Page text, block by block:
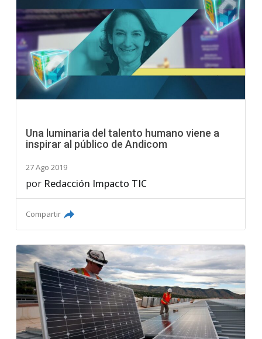
Una luminaria del talento humano viene a
inspirar al público de Andicom
27 Ago 2019
por Redacción Impacto TIC
Compartir